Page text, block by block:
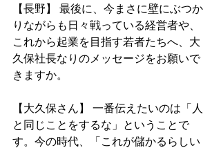
【長野】 最後に、今まさに壁にぶつか
りながらも日々戦っている経営者や、
これから起業を目指す若者たちへ、大
久保社長なりのメッセージをお願いで
きますか。
【大久保さん】 一番伝えたいのは「人
と同じことをするな」ということで
す。今の時代、「これが儲かるらしい